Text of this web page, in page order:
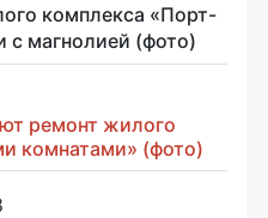
комплекса «Порт-
с магнолией (фото)
ремонт жилого
комнатами» (фото)